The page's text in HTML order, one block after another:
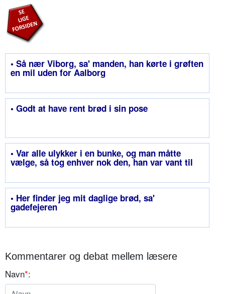
• Så nær Viborg, sa' manden, han kørte i grøften
en mil uden for Aalborg
• Godt at have rent brød i sin pose
• Var alle ulykker i en bunke, og man måtte
vælge, så tog enhver nok den, han var vant til
• Her finder jeg mit daglige brød, sa'
gadefejeren
Kommentarer og debat mellem læsere
Navn*: